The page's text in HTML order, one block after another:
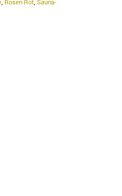
, Rosen Rot, Sauna-